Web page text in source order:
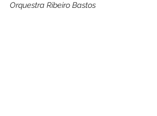
Orquestra Ribeiro Bastos